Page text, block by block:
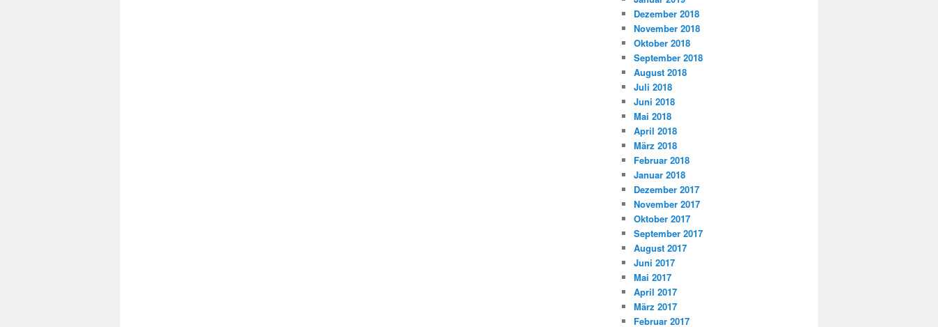
Dezember 2018
November 2018
Oktober 2018
September 2018
August 2018
Juli 2018
Juni 2018
Mai 2018
April 2018
März 2018
Februar 2018
Januar 2018
Dezember 2017
November 2017
Oktober 2017
September 2017
August 2017
Juni 2017
Mai 2017
April 2017
März 2017
Februar 2017